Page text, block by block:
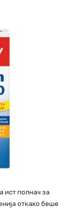
ист полнач за
откако беше